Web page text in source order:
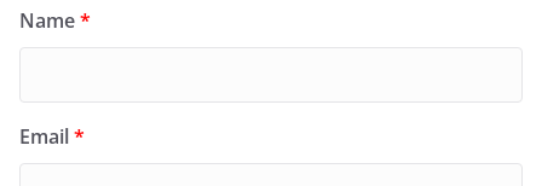
Name*
Email*